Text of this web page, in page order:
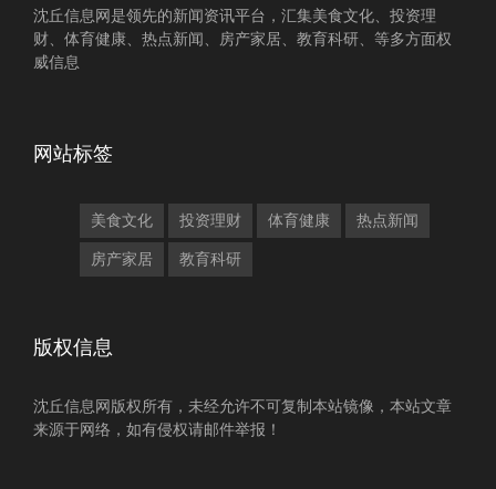
沈丘信息网是领先的新闻资讯平台，汇集美食文化、投资理
财、体育健康、热点新闻、房产家居、教育科研、等多方面权
威信息
网站标签
美食文化 投资理财 体育健康 热点新闻
房产家居 教育科研
版权信息
沈丘信息网版权所有，未经允许不可复制本站镜像，本站文章
来源于网络，如有侵权请邮件举报！